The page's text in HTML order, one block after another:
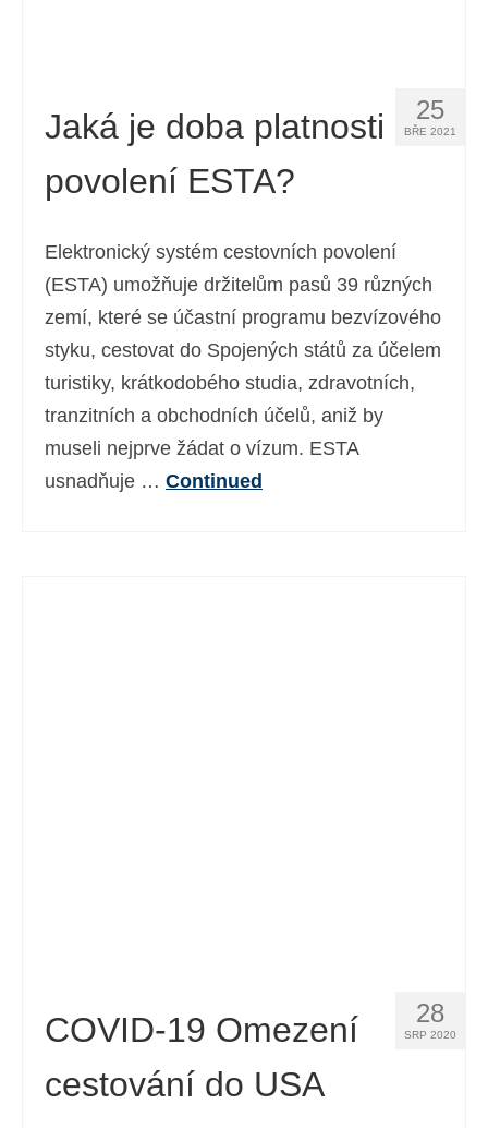
25
BŘE 2021
Jaká je doba platnosti
povolení ESTA?
Elektronický systém cestovních povolení
(ESTA) umožňuje držitelům pasů 39 různých
zemí, které se účastní programu bezvízového
styku, cestovat do Spojených států za účelem
turistiky, krátkodobého studia, zdravotních,
tranzitních a obchodních účelů, aniž by
museli nejprve žádat o vízum. ESTA
usnadňuje … Continued
28
SRP 2020
COVID-19 Omezení
cestování do USA